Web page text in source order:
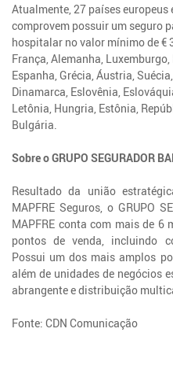
Atualmente, 27 países
comprovem possuir um seguro
hospitalar no valor mínimo de €
França, Alemanha,
Espanha, Grécia, Áustria,
Dinamarca, Eslovênia,
Letônia, Hungria, Estônia,
Bulgária.
Sobre o GRUPO SEGURADOR
Resultado da união
MAPFRE Seguros, o GRUPO
MAPFRE conta com mais de 6
pontos de venda, incluindo
Possui um dos mais amplos
além de unidades de negócios
abrangente e distribuição
Fonte: CDN Comunicação